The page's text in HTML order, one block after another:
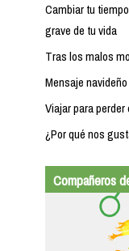
Cambiar tu
grave de tu vida
Tras los malos
Mensaje
Viajar para
¿Por qué nos
Compañeros